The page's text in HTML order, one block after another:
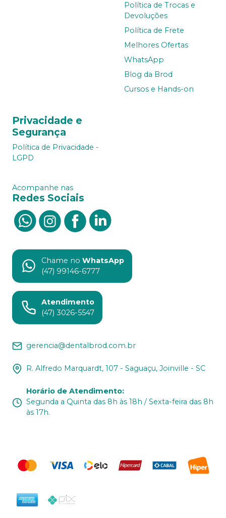
Política de Trocas e
Devoluções
Política de Frete
Melhores Ofertas
WhatsApp
Blog da Brod
Cursos e Hands-on
Privacidade e
Segurança
Política de Privacidade -
LGPD
Acompanhe nas
Redes Sociais
Chame no WhatsApp
(47) 99146-6777
Atendimento
(47) 3026-5547
gerencia@dentalbrod.com.br
R. Alfredo Marquardt, 107 - Saguaçu, Joinville - SC
Horário de Atendimento:
Segunda a Quinta das 8h às 18h / Sexta-feira das 8h
às 17h.